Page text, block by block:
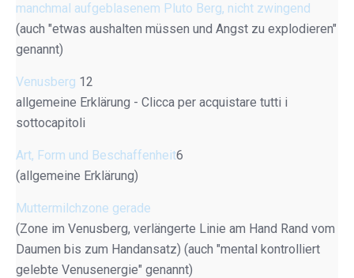
manchmal aufgeblasenem Pluto Berg, nicht zwingend
(auch "etwas aushalten müssen und Angst zu explodieren"
genannt)
Venusberg 12
allgemeine Erklärung - Clicca per acquistare tutti i
sottocapitoli
Art, Form und Beschaffenheit6
(allgemeine Erklärung)
Muttermilchzone gerade
(Zone im Venusberg, verlängerte Linie am Hand Rand vom
Daumen bis zum Handansatz) (auch "mental kontrolliert
gelebte Venusenergie" genannt)